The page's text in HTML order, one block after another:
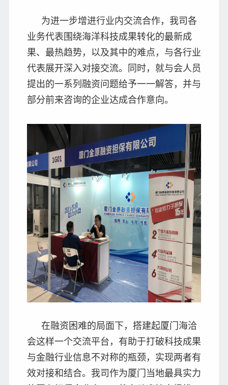
为进一步增进行业内交流合作，我司各
业务代表围绕海洋科技成果转化的最新成
果、最热趋势，以及其中的难点，与各行业
代表展开深入对接交流。同时，就与会人员
提出的一系列融资问题给予一一解答，并与
部分前来咨询的企业达成合作意向。
在融资困难的局面下，搭建起厦门海洽
会这样一个交流平台，有助于打破科技成果
与金融行业信息不对称的瓶颈，实现两者有
效对接和结合。我司作为厦门当地最具实力